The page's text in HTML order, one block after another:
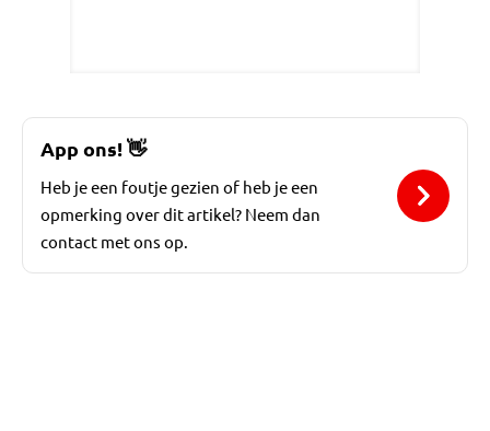
App ons!👋
Heb je een foutje gezien of heb je een
opmerking over dit artikel? Neem dan
contact met ons op.